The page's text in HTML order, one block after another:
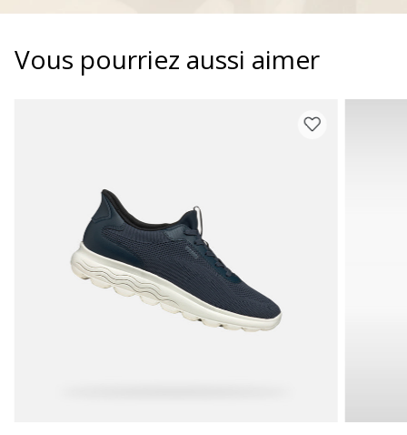
Vous pourriez aussi aimer